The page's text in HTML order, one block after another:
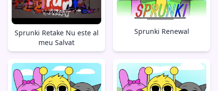
Sprunki Retake Nu este al
meu Salvat
Sprunki Renewal